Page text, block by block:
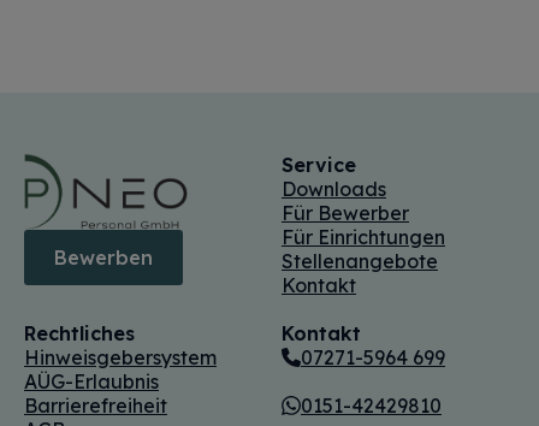
Bewerben
Service
Downloads
Für Bewerber
Für Einrichtungen
Stellenangebote
Kontakt
Rechtliches
Hinweisgebersystem
AÜG-Erlaubnis
Barrierefreiheit
Kontakt
07271-5964 699
0151-42429810